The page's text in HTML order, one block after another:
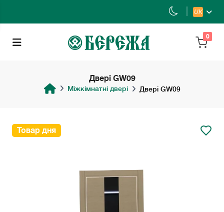
UK
0
Двері GW09
Міжкімнатні двері Двері GW09
Товар дня